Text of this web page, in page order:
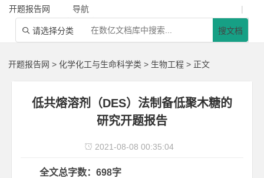
开题报告网 导航 |
 请选择分类 搜文档
开题报告网 >化学化工与生命科学类 > 生物工程 > 正文
低共熔溶剂（DES）法制备低聚木糖的
研究开题报告
 2021-08-08 00:35:04
全文总字数：698字